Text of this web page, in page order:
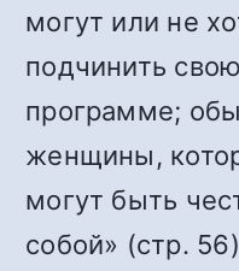
могут или не
подчинить
программе;
женщины,
могут быть
собой» (стр.